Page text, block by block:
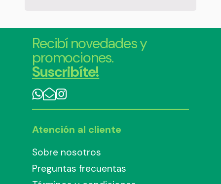
Recibí novedades y
promociones.
Suscribíte!
Atención al cliente
Sobre nosotros
Preguntas frecuentas